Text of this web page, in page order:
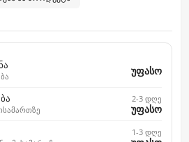
უფასო
2-3 დღე
უფასო
1-3 დღე